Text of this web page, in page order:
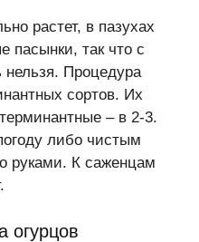
растет, в пазухах
пасынки, так что с
Процедура
сортов. Их
– в 2-3.
либо чистым
руками. К саженцам
огурцов